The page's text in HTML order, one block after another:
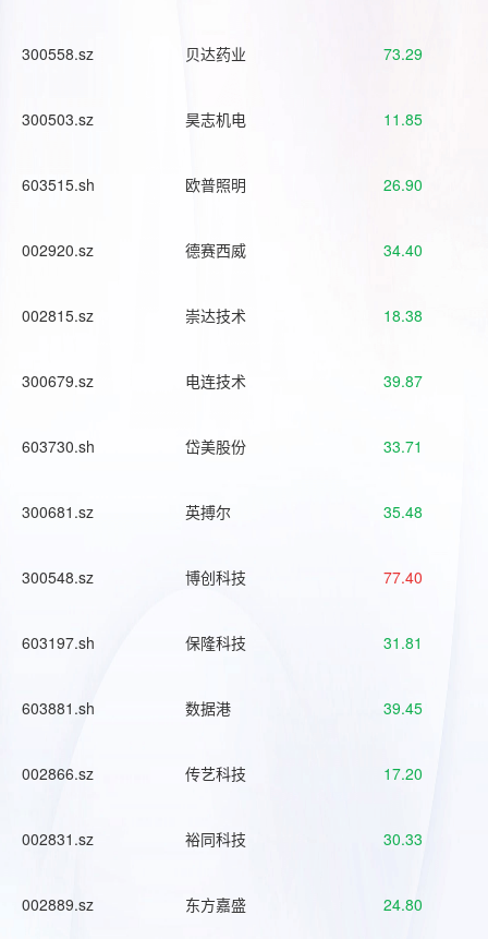
300558.sz 贝达药业 73.29
300503.sz 昊志机电 11.85
603515.sh 欧普照明 26.90
002920.sz 德赛西威 34.40
002815.sz 崇达技术 18.38
300679.sz 电连技术 39.87
603730.sh 岱美股份 33.71
300681.sz 英搏尔 35.48
300548.sz 博创科技 77.40
603197.sh 保隆科技 31.81
603881.sh 数据港 39.45
002866.sz 传艺科技 17.20
002831.sz 裕同科技 30.33
002889.sz 东方嘉盛 24.80